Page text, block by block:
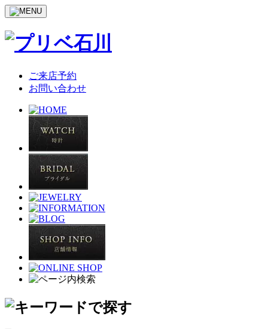
ご来店予約
お問い合わせ